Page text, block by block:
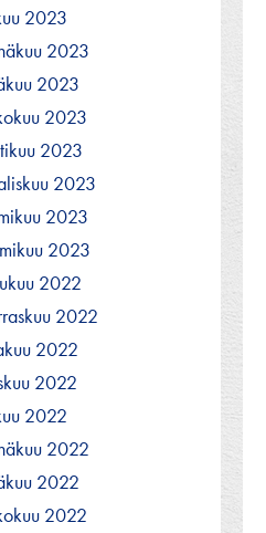
2023
2023
2023
2023
2023
2023
2023
2023
2022
2022
2022
2022
2022
2022
2022
2022